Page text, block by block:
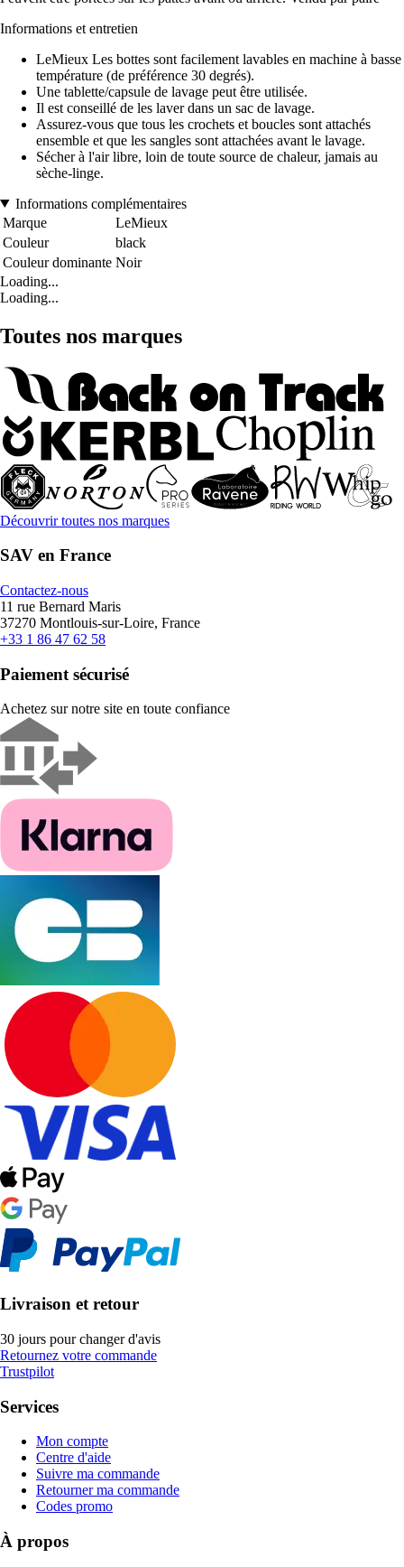
Informations et entretien
LeMieux Les bottes sont facilement lavables en machine à basse
température (de préférence 30 degrés).
Une tablette/capsule de lavage peut être utilisée.
Il est conseillé de les laver dans un sac de lavage.
Assurez-vous que tous les crochets et boucles sont attachés
ensemble et que les sangles sont attachées avant le lavage.
Sécher à l'air libre, loin de toute source de chaleur, jamais au
sèche-linge.
Informations complémentaires
Marque
LeMieux
Couleur
black
Couleur dominante Noir
Loading...
Loading...
Toutes nos marques
Découvrir toutes nos marques
SAV en France
Contactez-nous
11 rue Bernard Maris
37270 Montlouis-sur-Loire, France
+33 1 86 47 62 58
Paiement sécurisé
Achetez sur notre site en toute confiance
Livraison et retour
30 jours pour changer d'avis
Retournez votre commande
Trustpilot
Services
Mon compte
Centre d'aide
Suivre ma commande
Retourner ma commande
Codes promo
À propos